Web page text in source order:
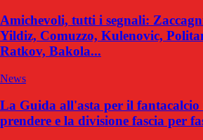
Amichevoli, tutti i segnali:
Yildiz, Comuzzo, Kulenovic,
Ratkov, Bakola...
News
La Guida all'asta per il fantacalcio
prendere e la divisione fascia per